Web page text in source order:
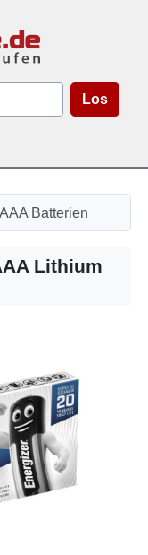
Los
AAA Batterien
Lithium